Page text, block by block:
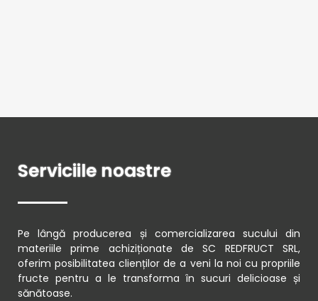
Serviciile noastre
Pe lângă producerea și comercializarea sucului din
materiile prime achiziționate de SC REDFRUCT SRL,
oferim posibilitatea clienților de a veni la noi cu propriile
fructe pentru a le transforma în sucuri delicioase și
sănătoase.